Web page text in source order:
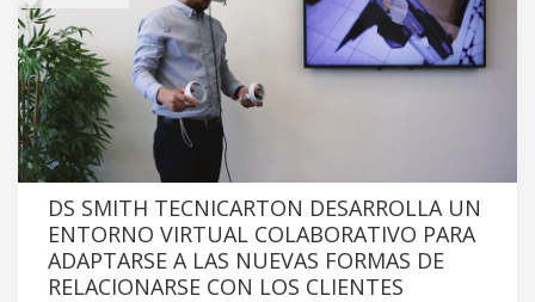
DS SMITH TECNICARTON DESARROLLA UN
ENTORNO VIRTUAL COLABORATIVO PARA
ADAPTARSE A LAS NUEVAS FORMAS DE
RELACIONARSE CON LOS CLIENTES